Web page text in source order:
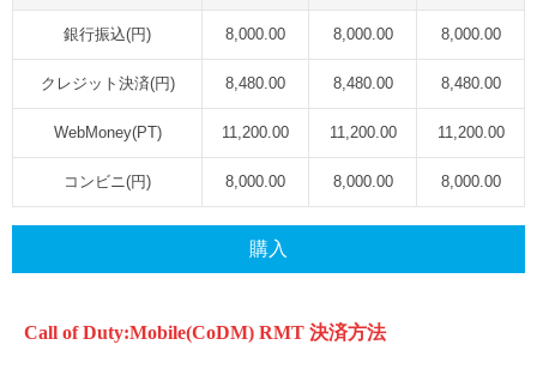
銀行振込(円) 8,000.00 8,000.00 8,000.00
クレジット決済(円) 8,480.00 8,480.00 8,480.00
WebMoney(PT) 11,200.00 11,200.00 11,200.00
コンビニ(円) 8,000.00 8,000.00 8,000.00
購入
Call of Duty:Mobile(CoDM) RMT 決済方法